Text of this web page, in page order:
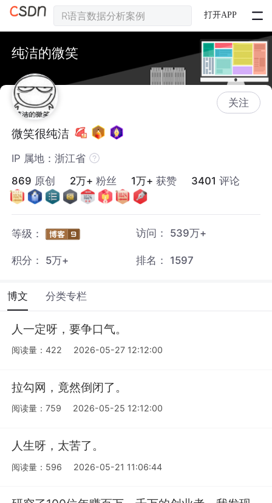
打开APP
纯洁的微笑
关注
微笑很纯洁
IP 属地：浙江省
869 原创 2万+ 粉丝 1万+ 获赞 3401 评论
等级： 访问： 539万+
积分： 5万+ 排名： 1597
博文 分类专栏
人一定呀，要争口气。
阅读量：422 2026-05-27 12:12:00
拉勾网，竟然倒闭了。
阅读量：759 2026-05-25 12:12:00
人生呀，太苦了。
阅读量：596 2026-05-21 11:06:44